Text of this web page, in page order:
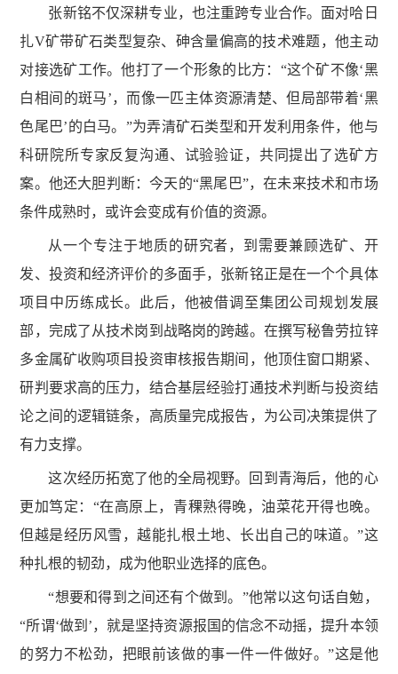
张新铭不仅深耕专业，也注重跨专业合作。面对哈日
扎V矿带矿石类型复杂、砷含量偏高的技术难题，他主动
对接选矿工作。他打了一个形象的比方：“这个矿不像‘黑
白相间的斑马’，而像一匹主体资源清楚、但局部带着‘黑
色尾巴’的白马。”为弄清矿石类型和开发利用条件，他与
科研院所专家反复沟通、试验验证，共同提出了选矿方
案。他还大胆判断：今天的“黑尾巴”，在未来技术和市场
条件成熟时，或许会变成有价值的资源。
从一个专注于地质的研究者，到需要兼顾选矿、开
发、投资和经济评价的多面手，张新铭正是在一个个具体
项目中历练成长。此后，他被借调至集团公司规划发展
部，完成了从技术岗到战略岗的跨越。在撰写秘鲁劳拉锌
多金属矿收购项目投资审核报告期间，他顶住窗口期紧、
研判要求高的压力，结合基层经验打通技术判断与投资结
论之间的逻辑链条，高质量完成报告，为公司决策提供了
有力支撑。
这次经历拓宽了他的全局视野。回到青海后，他的心
更加笃定：“在高原上，青稞熟得晚，油菜花开得也晚。
但越是经历风雪，越能扎根土地、长出自己的味道。”这
种扎根的韧劲，成为他职业选择的底色。
“想要和得到之间还有个做到。”他常以这句话自勉，
“所谓‘做到’，就是坚持资源报国的信念不动摇，提升本领
的努力不松劲，把眼前该做的事一件一件做好。”这是他